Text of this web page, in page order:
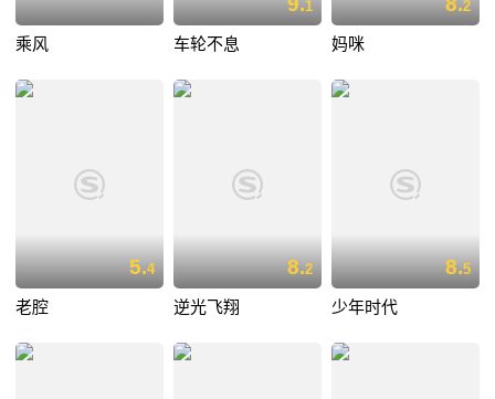
乘风
1
车轮不息
2
妈咪
5.4
老腔
8.2
逆光飞翔
8.5
少年时代